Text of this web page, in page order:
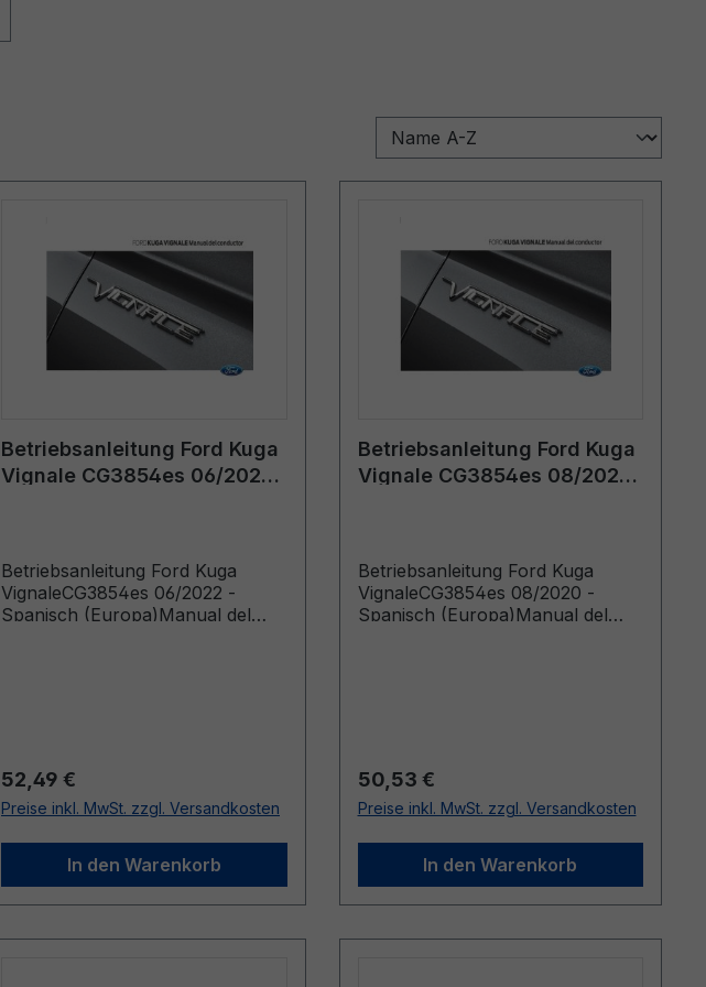
Betriebsanleitung Ford Kuga
Vignale CG3854es 06/2022
Betriebsanleitung Ford Kuga
VignaleCG3854es 06/2022 -
Spanisch (Europa)Manual del
Regulärer Preis:
52,49 €
Preise inkl. MwSt. zzgl. Versandkosten
In den Warenkorb
Betriebsanleitung Ford Kuga
Vignale CG3854es 08/2020
Betriebsanleitung Ford Kuga
VignaleCG3854es 08/2020 -
Spanisch (Europa)Manual del
Regulärer Preis:
50,53 €
Preise inkl. MwSt. zzgl. Versandkosten
In den Warenkorb